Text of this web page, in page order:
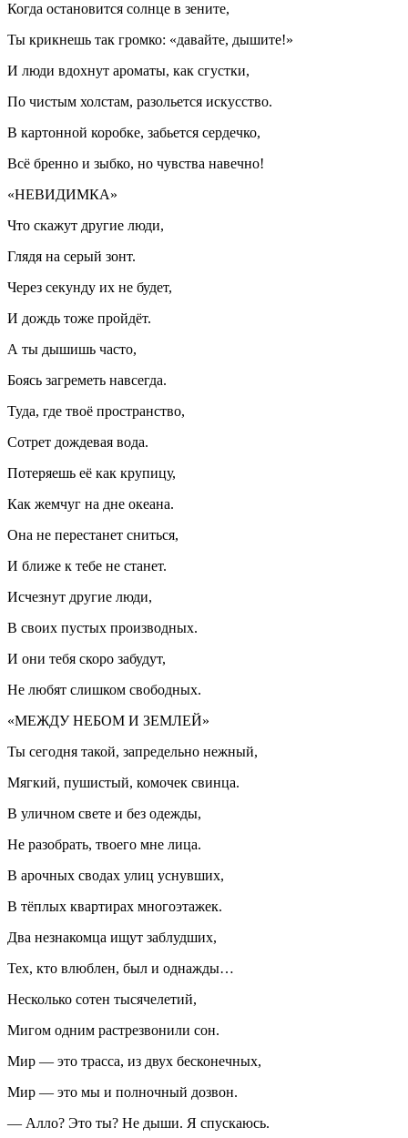
Когда остановится солнце в зените,
Ты крикнешь так громко: «давайте, дышите!»
И люди вдохнут ароматы, как сгустки,
По чистым холстам, разольется искусство.
В картонной коробке, забьется сердечко,
Всё бренно и зыбко, но чувства навечно!
«НЕВИДИМКА»
Что скажут другие люди,
Глядя на серый зонт.
Через секунду их не будет,
И дождь тоже пройдёт.
А ты дышишь часто,
Боясь загреметь навсегда.
Туда, где твоё пространство,
Сотрет дождевая вода.
Потеряешь её как крупицу,
Как жемчуг на дне океана.
Она не перестанет сниться,
И ближе к тебе не станет.
Исчезнут другие люди,
В своих пустых производных.
И они тебя скоро забудут,
Не любят слишком свободных.
«МЕЖДУ НЕБОМ И ЗЕМЛЕЙ»
Ты сегодня такой, запредельно нежный,
Мягкий, пушистый, комочек свинца.
В уличном свете и без одежды,
Не разобрать, твоего мне лица.
В арочных сводах улиц уснувших,
В тёплых квартирах многоэтажек.
Два незнакомца ищут заблудших,
Тех, кто влюблен, был и однажды…
Несколько сотен тысячелетий,
Мигом одним растрезвонили сон.
Мир — это трасса, из двух бесконечных,
Мир — это мы и полночный дозвон.
— Алло? Это ты? Не дыши. Я спускаюсь.